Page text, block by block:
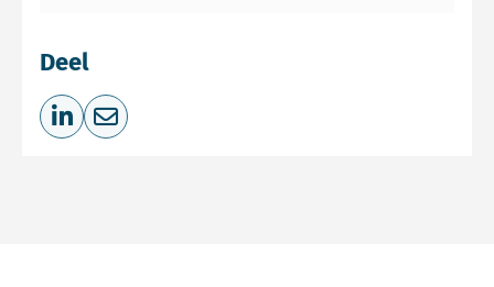
Deel
Deel op LinkedIn
Deel via e-mail